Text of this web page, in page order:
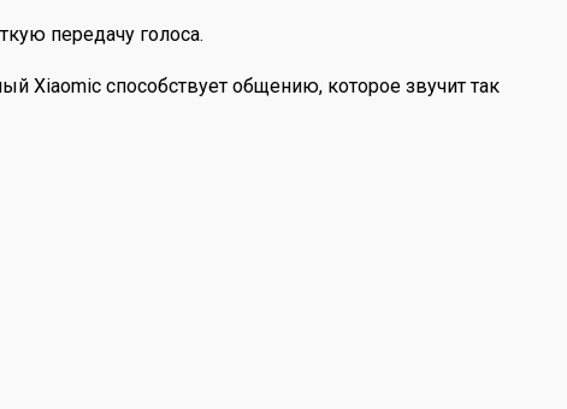
передачу голоса.
Xiaomiс способствует общению, которое звучит так